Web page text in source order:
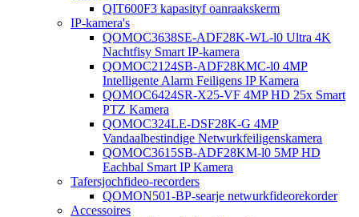
QIT600F3 kapasityf oanraakskerm
IP-kamera's
QOMOC3638SE-ADF28K-WL-l0 ​​Ultra 4K
Nachtfisy Smart IP-kamera
QOMOC2124SB-ADF28KMC-l0 4MP
Intelligente Alarm Feiligens IP Kamera
QOMOC6424SR-X25-VF 4MP HD 25x Smart
PTZ Kamera
QOMOC324LE-DSF28K-G 4MP
Vandaalbestindige Netwurkfeiligenskamera
QOMOC3615SB-ADF28KM-l0 5MP HD
Eachbal Smart IP Kamera
Tafersjochfideo-recorders
QOMON501-BP-searje netwurkfideorekorder
Accessoires